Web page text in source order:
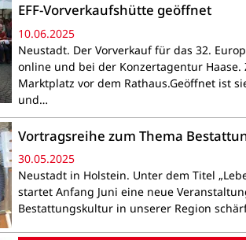
EFF-Vorverkaufshütte geöffnet
10.06.2025
Neustadt. Der Vorverkauf für das 32.
online und bei der Konzertagentur
Marktplatz vor dem Rathaus.Geöffnet ist
und…
Vortragsreihe zum Thema
30.05.2025
Neustadt in Holstein. Unter dem Titel
startet Anfang Juni eine neue
Bestattungskultur in unserer Region